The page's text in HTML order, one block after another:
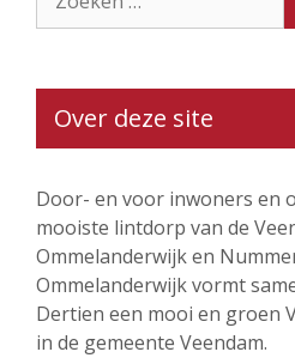
naar:
Over deze site
Door- en voor inwoners en
mooiste lintdorp van de
Ommelanderwijk en
Ommelanderwijk vormt
Dertien een mooi en groen
in de gemeente Veendam.